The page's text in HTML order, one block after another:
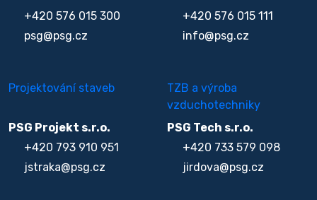
+420 576 015 300
psg@psg.cz
+420 576 015 111
info@psg.cz
Projektování staveb
PSG Projekt s.r.o.
+420 793 910 951
jstraka@psg.cz
TZB a výroba
vzduchotechniky
PSG Tech s.r.o.
+420 733 579 098
jirdova@psg.cz